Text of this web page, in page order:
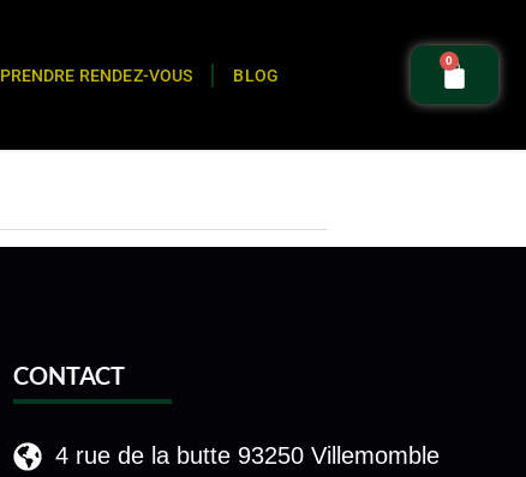
PRENDRE RENDEZ-VOUS BLOG
0
CONTACT
4 rue de la butte 93250 Villemomble